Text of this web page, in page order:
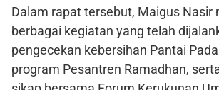
Dalam rapat tersebut, Maigus Nasir
berbagai kegiatan yang telah
pengecekan kebersihan Pantai
program Pesantren Ramadhan,